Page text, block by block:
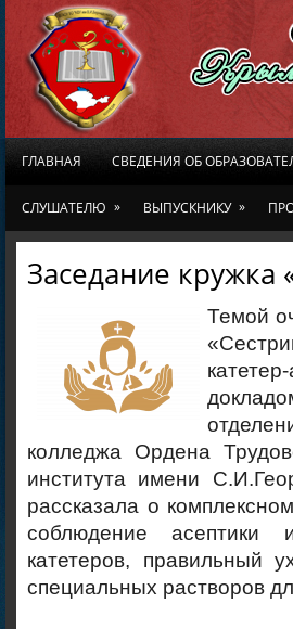
ГЛАВНАЯ СВЕДЕНИЯ ОБ
СЛУШАТЕЛЮ » ВЫПУСКНИКУ »
Заседание кружка
Темой
колледжа Ордена
института имени
рассказала о
соблюдение асептики
катетеров, правильный
специальных растворов